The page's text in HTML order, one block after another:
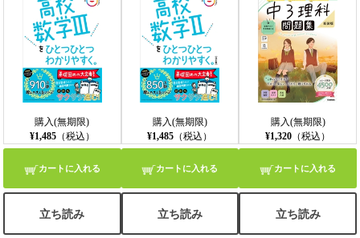
購入(無期限)
¥1,485（税込）
カートに入れる
立ち読み
購入(無期限)
¥1,485 （税込）
カートに入れる
立ち読み
購入(無期限)
¥1,320 （税込）
カートに入れる
立ち読み